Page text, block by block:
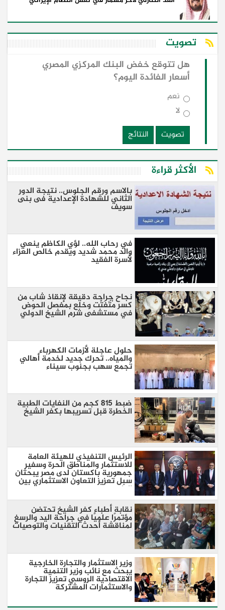
تصويت
هل تتوقع خفض البنك المركزي المصري
أسعار الفائدة اليوم؟
نعم
لا
تصويت
النتائج
الأكثر قراءة
بالاسم ورقم الجلوس.. نتيجة الدور
الثاني للشهادة الإعدادية فى بنى
سويف
في رحاب الله.. لؤي الكاظم ينعي
والد محمد شديد ويقدم خالص العزاء
لأسرة الفقيد
نجاح جراحة دقيقة لإنقاذ شاب من
كسر مُتَفَتِّت وخلع بمفصل الحوض
في مستشفى شرم الشيخ الدولي
حلول عاجلة لأزمات الكهرباء
والمياه.. تحرك جديد لخدمة أهالي
تجمع سهب بجنوب سيناء
ضبط 815 كجم من النفايات الطبية
الخطرة قبل تسريبها بكفر الشيخ
الرئيس التنفيذي للهيئة العامة
للاستثمار والمناطق الحرة وسفير
جمهورية باكستان لدى مصر يبحثان
سبل تعزيز التعاون الاستثماري بين
البلدين
نقابة أطباء كفر الشيخ تحتضن
مؤتمرًا علميًا في جراحة اليد والرسغ
لمناقشة أحدث التقنيات والتوصيات
وزير الاستثمار والتجارة الخارجية
يبحث مع نائب وزير التنمية
الاقتصادية الروسي تعزيز التجارة
والاستثمارات المشتركة